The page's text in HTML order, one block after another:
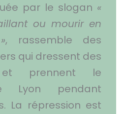
par le slogan «
ou mourir en
, rassemble des
qui dressent des
et prennent le
Lyon pendant
La répression est